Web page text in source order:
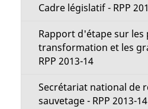
Cadre législatif - RPP
Rapport d'étape sur les
transformation et les
RPP 2013-14
Secrétariat national de
sauvetage - RPP 2013-14